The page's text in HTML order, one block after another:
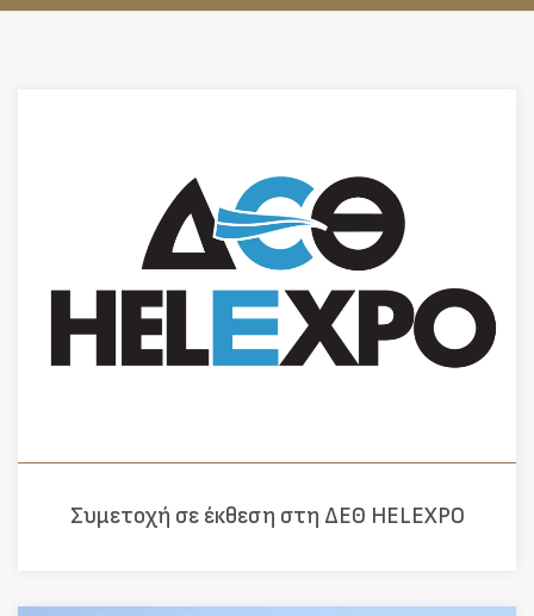
Συμετοχή σε έκθεση στη ΔΕΘ HELEXPO